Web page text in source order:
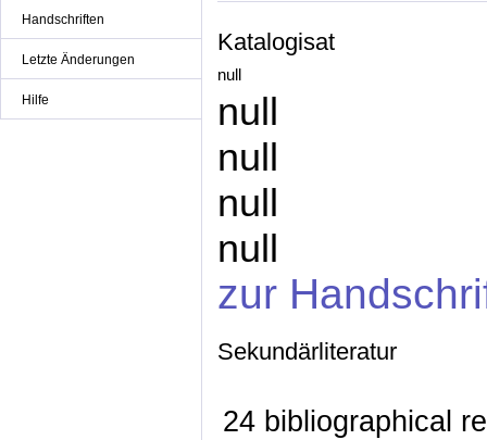
Handschriften
Letzte Änderungen
Hilfe
Katalogisat
null
null
null
null
null
zur
Sekundärliteratur
24 bibliographical